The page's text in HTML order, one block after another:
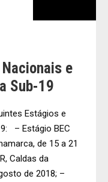
e
Sub-19
Estágios e
– Estágio BEC
de 15 a 21
Caldas da
de 2018; –